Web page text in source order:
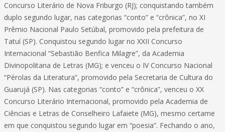
Concurso Literário de Nova Friburgo (RJ); conquistando também
duplo segundo lugar, nas categorias “conto” e “crônica”, no XI
Prêmio Nacional Paulo Setúbal, promovido pela prefeitura de
Tatuí (SP). Conquistou segundo lugar no XXII Concurso
Internacional “Sebastião Benfica Milagre”, da Academia
Divinopolitana de Letras (MG); e venceu o IV Concurso Nacional
“Pérolas da Literatura”, promovido pela Secretaria de Cultura do
Guarujá (SP). Nas categorias “conto” e “crônica”, venceu o XX
Concurso Literário Internacional, promovido pela Academia de
Ciências e Letras de Conselheiro Lafaiete (MG), mesmo certame
em que conquistou segundo lugar em “poesia”. Fechando o ano,